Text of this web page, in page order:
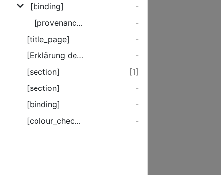
[binding]
-
[provenance]
-
[title_page]
-
[Erklärung der Syrischen Seitenzählung]
-
[section]
[1]
[section]
-
[binding]
-
[colour_checker]
-